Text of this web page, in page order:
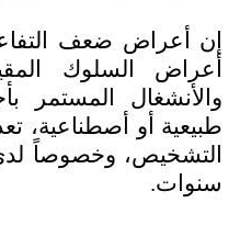
إن أعراض ضعف
أعراض السلوك
والأنشغال المستمر
طبيعية أو أصطناعية،
التشخيص، وخصوصاً
سنوات.